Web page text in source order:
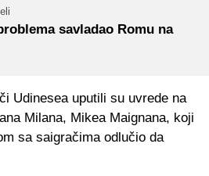
savladao Romu na
Udinesea uputili su uvrede na
Milana, Mikea Maignana, koji
sa saigračima odlučio da